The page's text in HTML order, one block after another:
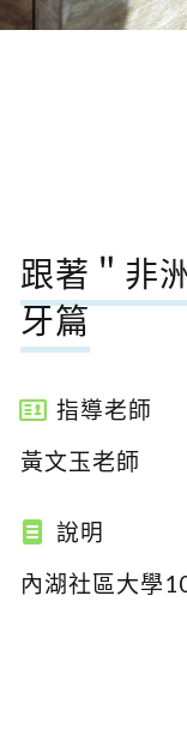
跟著＂非
牙篇
指導老師
黃文玉老師
說明
內湖社區大學